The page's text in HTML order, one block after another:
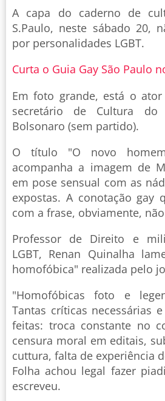
A capa do caderno de
S.Paulo, neste sábado 20,
por personalidades LGBT.
Curta o Guia Gay São Paulo
Em foto grande, está o
secretário de Cultura
Bolsonaro (sem partido).
O título "O novo
acompanha a imagem de
em pose sensual com as
expostas. A conotação gay
com a frase, obviamente,
Professor de Direito e
LGBT, Renan Quinalha
homofóbica" realizada pelo
"Homofóbicas foto e
Tantas críticas necessárias
feitas: troca constante no
censura moral em editais,
cuttura, falta de experiência
Folha achou legal fazer
escreveu.